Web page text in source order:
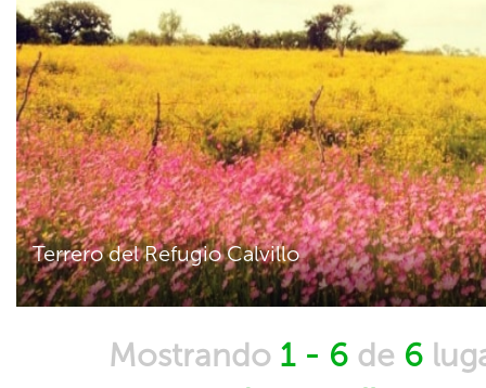
Terrero del Refugio Calvillo
Mostrando 1 - 6 de 6